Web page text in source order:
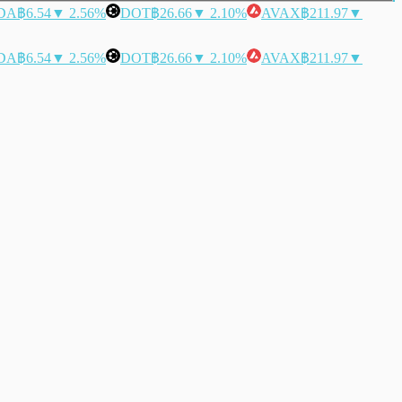
฿6.54▼ 2.56% DOT฿26.66▼ 2.10% AVAX฿211.97▼
฿6.54▼ 2.56% DOT฿26.66▼ 2.10% AVAX฿211.97▼